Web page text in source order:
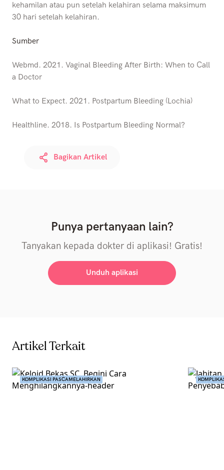
kehamilan atau pun setelah kelahiran selama maksimum
30 hari setelah kelahiran.
Sumber
Webmd. 2021. Vaginal Bleeding After Birth: When to Call
a Doctor
What to Expect. 2021. Postpartum Bleeding (Lochia)
Healthline. 2018. Is Postpartum Bleeding Normal?
Bagikan Artikel
Punya pertanyaan lain?
Tanyakan kepada dokter di aplikasi! Gratis!
Unduh aplikasi
Artikel Terkait
KOMPLIKASI PASCAMELAHIRKAN